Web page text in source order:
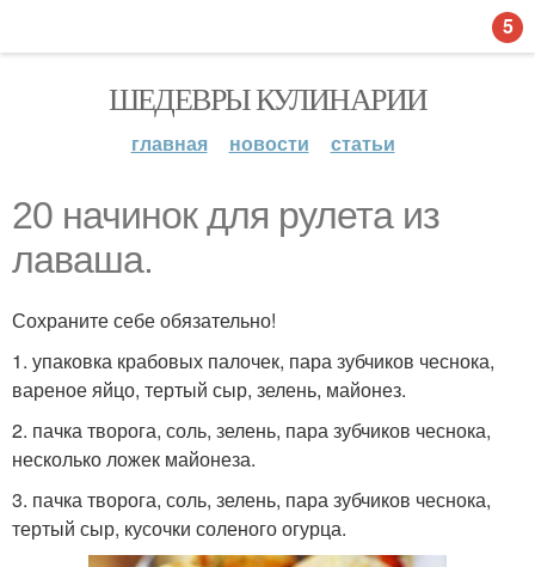
ШЕДЕВРЫ КУЛИНАРИИ
главная новости статьи
20 начинок для рулета из
лаваша.
Сохраните себе обязательно!
1. упаковка крабовых палочек, пара зубчиков чеснока,
вареное яйцо, тертый сыр, зелень, майонез.
2. пачка творога, соль, зелень, пара зубчиков чеснока,
несколько ложек майонеза.
3. пачка творога, соль, зелень, пара зубчиков чеснока,
тертый сыр, кусочки соленого огурца.
5